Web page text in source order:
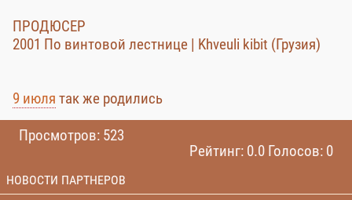
ПРОДЮСЕР
2001 По винтовой лестнице | Khveuli kibit (Грузия)
9 июля так же родились
Просмотров: 523
Рейтинг: 0.0 Голосов: 0
НОВОСТИ ПАРТНЕРОВ